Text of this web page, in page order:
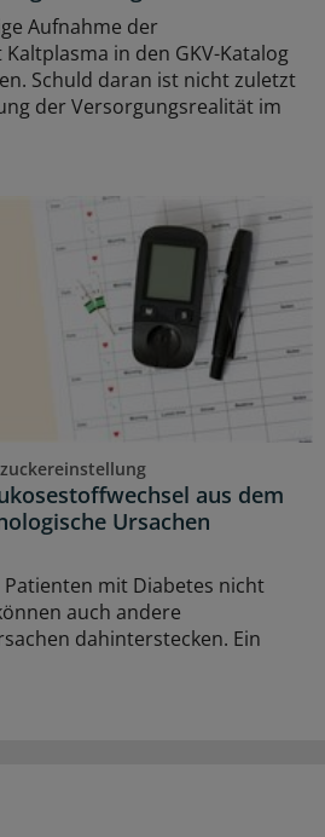
Aufnahme der
in den GKV-Katalog
Schuld daran ist nicht zuletzt
der Versorgungsrealität im
aus dem
Ursachen
mit Diabetes nicht
auch andere
dahinterstecken. Ein